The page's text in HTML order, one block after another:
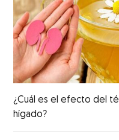
¿Cuál es el efecto del té
hígado?